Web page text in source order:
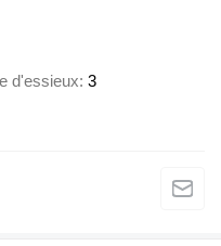
d'essieux 3